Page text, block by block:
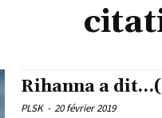
Rihanna a
PLSK - 20 février 2019